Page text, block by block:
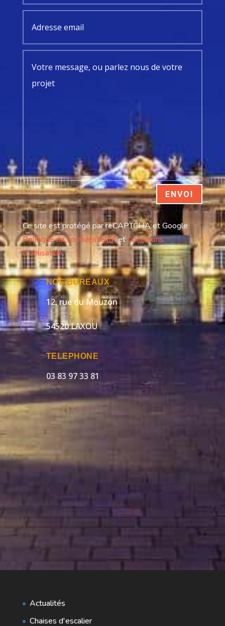
ENVOI
Ce site est protégé par reCAPTCHA et Google
Politique de confidentialitéetConditions
d'utilisation.
NOS BUREAUX
12, rue du Mouzon
54520 LAXOU
TELEPHONE
03 83 97 33 81
Actualités
Chaises d'escalier